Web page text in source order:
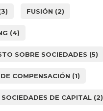
FUSIÓN (2)
(4)
SOBRE SOCIEDADES (5)
COMPENSACIÓN (1)
SOCIEDADES DE CAPITAL (2)